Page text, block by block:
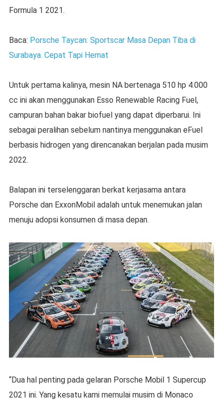
Formula 1 2021.
Baca: Porsche Taycan: Sportscar Masa Depan Tiba di
Surabaya. Cepat Tapi Hemat
Untuk pertama kalinya, mesin NA bertenaga 510 hp 4.000
cc ini akan menggunakan Esso Renewable Racing Fuel,
campuran bahan bakar biofuel yang dapat diperbarui. Ini
sebagai peralihan sebelum nantinya menggunakan eFuel
berbasis hidrogen yang direncanakan berjalan pada musim
2022.
Balapan ini terselenggaran berkat kerjasama antara
Porsche dan ExxonMobil adalah untuk menemukan jalan
menuju adopsi konsumen di masa depan.
“Dua hal penting pada gelaran Porsche Mobil 1 Supercup
2021 ini. Yang kesatu kami memulai musim di Monaco